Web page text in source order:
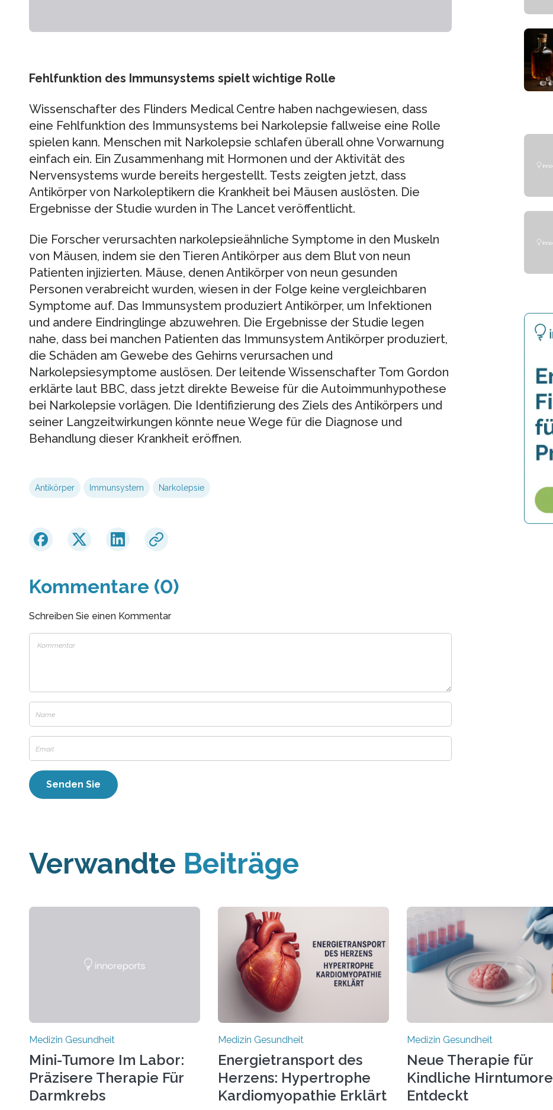
Fehlfunktion des Immunsystems spielt wichtige Rolle
Wissenschafter des Flinders Medical Centre haben nachgewiesen, dass
eine Fehlfunktion des Immunsystems bei Narkolepsie fallweise eine Rolle
spielen kann. Menschen mit Narkolepsie schlafen überall ohne Vorwarnung
einfach ein. Ein Zusammenhang mit Hormonen und der Aktivität des
Nervensystems wurde bereits hergestellt. Tests zeigten jetzt, dass
Antikörper von Narkoleptikern die Krankheit bei Mäusen auslösten. Die
Ergebnisse der Studie wurden in The Lancet veröffentlicht.
Die Forscher verursachten narkolepsieähnliche Symptome in den Muskeln
von Mäusen, indem sie den Tieren Antikörper aus dem Blut von neun
Patienten injizierten. Mäuse, denen Antikörper von neun gesunden
Personen verabreicht wurden, wiesen in der Folge keine vergleichbaren
Symptome auf. Das Immunsystem produziert Antikörper, um Infektionen
und andere Eindringlinge abzuwehren. Die Ergebnisse der Studie legen
nahe, dass bei manchen Patienten das Immunsystem Antikörper produziert,
die Schäden am Gewebe des Gehirns verursachen und
Narkolepsiesymptome auslösen. Der leitende Wissenschafter Tom Gordon
erklärte laut BBC, dass jetzt direkte Beweise für die Autoimmunhypothese
bei Narkolepsie vorlägen. Die Identifizierung des Ziels des Antikörpers und
seiner Langzeitwirkungen könnte neue Wege für die Diagnose und
Behandlung dieser Krankheit eröffnen.
Antikörper Immunsystem Narkolepsie
Kommentare (0)
Schreiben Sie einen Kommentar
Verwandte Beiträge
Medizin Gesundheit
Mini-Tumore Im Labor:
Präzisere Therapie Für
Darmkrebs
Medizin Gesundheit
Energietransport des
Herzens: Hypertrophe
Kardiomyopathie Erklärt
Medizin Gesundheit
Neue Therapie für
Kindliche Hirntumore
Entdeckt